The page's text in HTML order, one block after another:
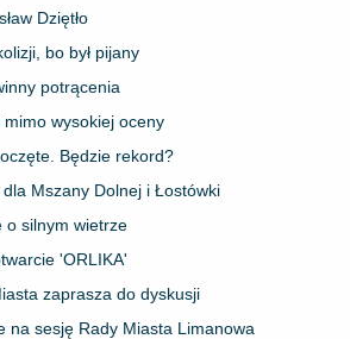
Dziętło
bo był pijany
potrącenia
mimo wysokiej oceny
Będzie rekord?
Mszany Dolnej i Łostówki
o silnym wietrze
'ORLIKA'
zaprasza do dyskusji
na sesję Rady Miasta Limanowa